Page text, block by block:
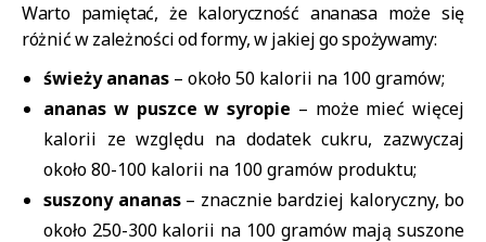
Warto pamiętać, że kaloryczność ananasa może się
różnić w zależności od formy, w jakiej go spożywamy:
świeży ananas – około 50 kalorii na 100 gramów;
ananas w puszce w syropie – może mieć więcej
kalorii ze względu na dodatek cukru, zazwyczaj
około 80-100 kalorii na 100 gramów produktu;
suszony ananas– znacznie bardziej kaloryczny, bo
około 250-300 kalorii na 100 gramów mają suszone